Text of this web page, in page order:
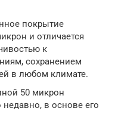
покрытие
и отличается
к
сохранением
в любом климате.
50 микрон
в основе его